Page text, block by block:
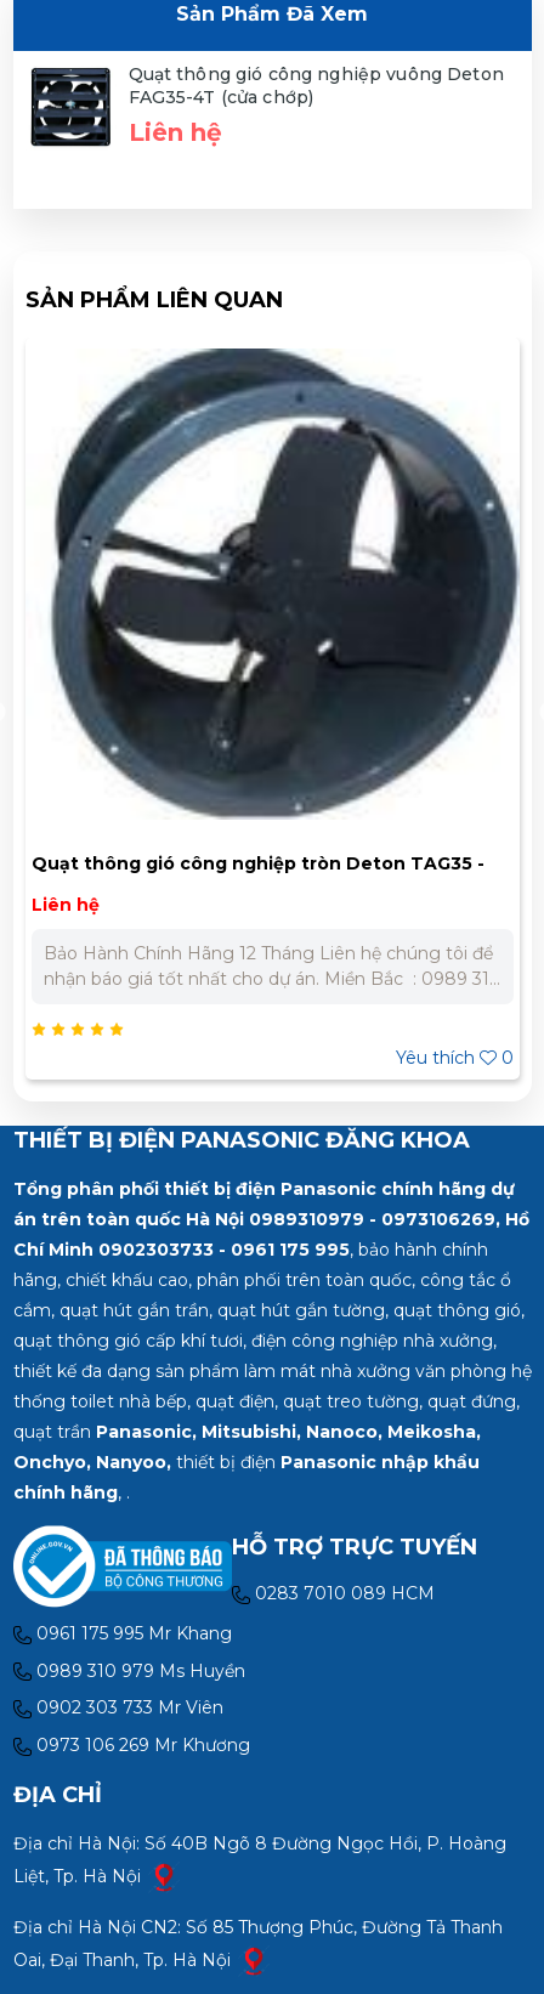
Sản Phẩm Đã Xem
Quạt thông gió công nghiệp vuông Deton
FAG35-4T (cửa chớp)
Liên hệ
SẢN PHẨM LIÊN QUAN
Quạt thông gió công nghiệp tròn Deton TAG35 -
4T
Liên hệ
Bảo Hành Chính Hãng 12 Tháng Liên hệ chúng tôi để
nhận báo giá tốt nhất cho dự án. Miền Bắc : 0989 310
332 980
Yêu thích
0
THIẾT BỊ ĐIỆN PANASONIC ĐĂNG KHOA
Tổng phân phối thiết bị điện Panasonic chính hãng dự
án trên toàn quốc Hà Nội 0989310979 - 0973106269, Hồ
Chí Minh 0902303733 - 0961 175 995, bảo hành chính
hãng, chiết khấu cao, phân phối trên toàn quốc, công tắc ổ
cắm, quạt hút gắn trần, quạt hút gắn tường, quạt thông gió,
quạt thông gió cấp khí tươi, điện công nghiệp nhà xưởng,
thiết kế đa dạng sản phẩm làm mát nhà xưởng văn phòng hệ
thống toilet nhà bếp, quạt điện, quạt treo tường, quạt đứng,
quạt trần Panasonic, Mitsubishi, Nanoco, Meikosha,
Onchyo, Nanyoo,thiết bị điện Panasonic nhập khẩu
chính hãng, .
HỖ TRỢ TRỰC TUYẾN
0283 7010 089 HCM
0961 175 995 Mr Khang
0989 310 979 Ms Huyền
0902 303 733 Mr Viên
0973 106 269 Mr Khương
ĐỊA CHỈ
Địa chỉ Hà Nội: Số 40B Ngõ 8 Đường Ngọc Hồi, P. Hoàng
Liệt, Tp. Hà Nội
Địa chỉ Hà Nội CN2: Số 85 Thượng Phúc, Đường Tả Thanh
Oai, Đại Thanh, Tp. Hà Nội